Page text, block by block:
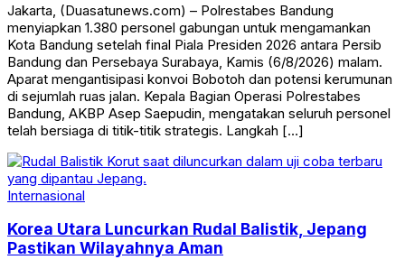
Jakarta, (Duasatunews.com) – Polrestabes Bandung
menyiapkan 1.380 personel gabungan untuk mengamankan
Kota Bandung setelah final Piala Presiden 2026 antara Persib
Bandung dan Persebaya Surabaya, Kamis (6/8/2026) malam.
Aparat mengantisipasi konvoi Bobotoh dan potensi kerumunan
di sejumlah ruas jalan. Kepala Bagian Operasi Polrestabes
Bandung, AKBP Asep Saepudin, mengatakan seluruh personel
telah bersiaga di titik-titik strategis. Langkah […]
Internasional
Korea Utara Luncurkan Rudal Balistik, Jepang
Pastikan Wilayahnya Aman